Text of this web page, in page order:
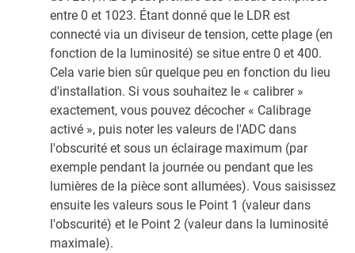
entre 0 et 1023. Étant donné que le LDR est
connecté via un diviseur de tension, cette plage (en
fonction de la luminosité) se situe entre 0 et 400.
Cela varie bien sûr quelque peu en fonction du lieu
d'installation. Si vous souhaitez le « calibrer »
exactement, vous pouvez décocher « Calibrage
activé », puis noter les valeurs de l'ADC dans
l'obscurité et sous un éclairage maximum (par
exemple pendant la journée ou pendant que les
lumières de la pièce sont allumées). Vous saisissez
ensuite les valeurs sous le Point 1 (valeur dans
l'obscurité) et le Point 2 (valeur dans la luminosité
maximale).